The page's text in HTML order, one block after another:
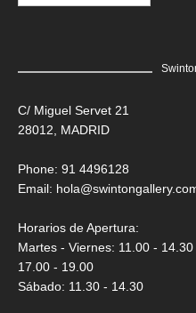
C/ Miguel Servet 21
28012, MADRID
Phone: 91 4496128
Email:
Horarios de Apertura:
Martes - Viernes: 11.00 - 14.30
17.00 - 19.00
Sábado: 11.30 - 14.30